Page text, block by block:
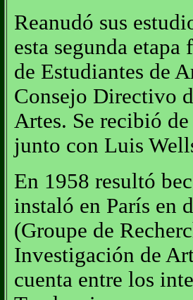
Reanudó sus
esta segunda
de Estudiantes de
Consejo Directivo
Artes. Se recibió
junto con Luis
En 1958 resultó
instaló en París en
(Groupe de
Investigación de
cuenta entre los